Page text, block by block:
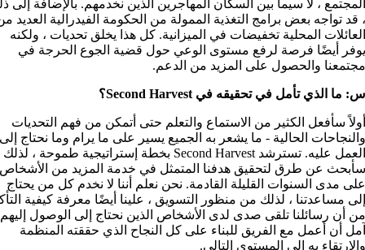
المجتمع ، لا سيما بين السكان المهاجرين الذين نخدمهم. بالإضافة إلى
، قد تواجه بعض برامج التغذية الممولة من الحكومة الفيدرالية العديد
العائلات المحلية تخفيضات في الميزانية. كل هذا يخلق تحديات ، ولكنه
يوفر أيضًا فرصة لرفع مستوى الوعي حول قضية الجوع الحرجة في
مجتمعنا والحصول على المزيد من الدعم.
س: ما الذي تأمل في تحقيقه في Second Harvest؟
أولاً سأفعل الكثير من الاستماع والتعلم حتى أتمكن من فهم التحديات
والنجاحات الحالية - ما يشعر به الجميع يسير على ما يرام وما نحتاج
العمل عليه. تسترشد Second Harvest بخطة إستراتيجية طموحة ، لذلك
سأبحث عن طرق لتحقيق هدفنا المتمثل في خدمة المزيد من
على مدى السنوات القليلة القادمة. نحن نعلم أننا لا نخدم كل من يحتاج
إلى مساعدتنا ، لذلك من منظور التسويق ، علينا أيضًا معرفة كيفية
من أن رسائلنا تلقى صدى لدى الأشخاص الذين نحتاج إلى الوصول
آمل أن أعمل مع الفريق للبناء على كل النجاح الذي حققته المنظمة
والارتقاء به إلى المستوى التالي.